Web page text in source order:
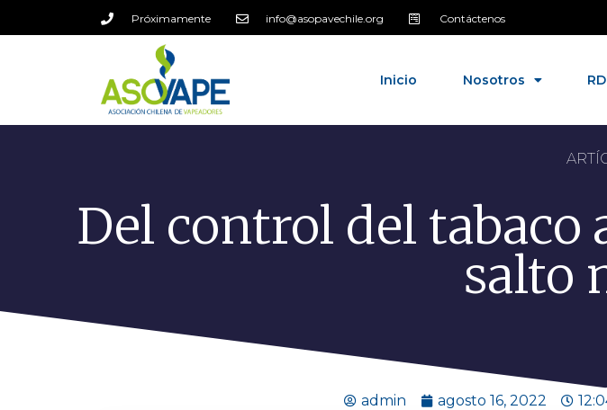
Próximamente info@asopavechile.org Contáctenos
Inicio Nosotros
Del control del tabaco
salto
admin agosto 16, 2022